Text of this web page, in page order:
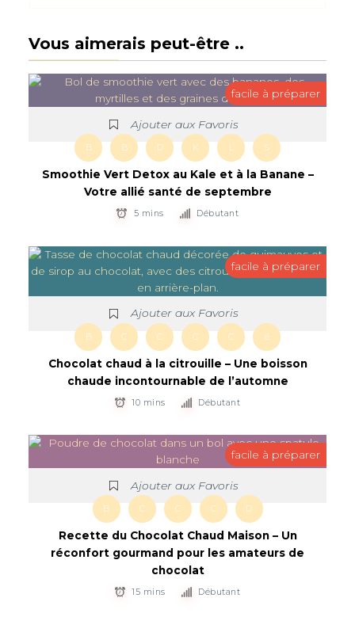
Vous aimerais peut-être ..
Ajouter aux Favoris
facile à préparer
B B D K L S
Smoothie Vert Detox au Kale et à la Banane –
Votre allié santé de septembre
5 mins Débutant
Ajouter aux Favoris
facile à préparer
B C C C C é
Chocolat chaud à la citrouille – Une boisson
chaude incontournable de l’automne
10 mins Débutant
Ajouter aux Favoris
facile à préparer
B C C C D
Recette du Chocolat Chaud Maison – Un
réconfort gourmand pour les amateurs de
chocolat
15 mins Débutant